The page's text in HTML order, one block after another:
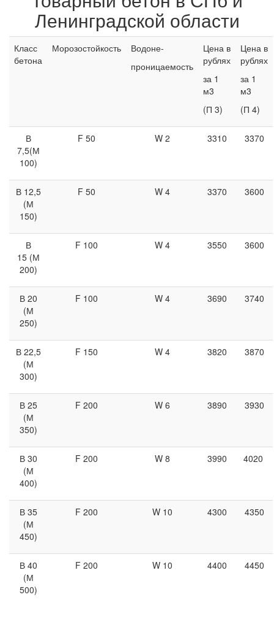
Ленинградской области
Класс
бетона
Морозостойкость
Водоне-
проницаемость
Цена в
рублях
за 1
м3
(П 3)
Цена в
рублях
за 1
м3
(П 4)
В
7,5(М
100)
F 50 W 2 3310 3370
В 12,5
(М
150)
F 50 W 4 3370 3600
В
15 (М
200)
F 100 W 4 3550 3600
В 20
(М
250)
F 100 W 4 3690 3740
В 22,5
(М
300)
F 150 W 4 3820 3870
В 25
(М
350)
F 200 W 6 3890 3930
В 30
(М
400)
F 200 W 8 3990 4020
В 35
(М
450)
F 200 W 10 4300 4350
В 40
(М
500)
F 200 W 10 4400 4450